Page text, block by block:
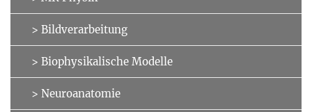
> Bildverarbeitung
> Biophysikalische Modelle
> Neuroanatomie